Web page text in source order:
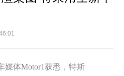
媒体Motor1获悉，特斯